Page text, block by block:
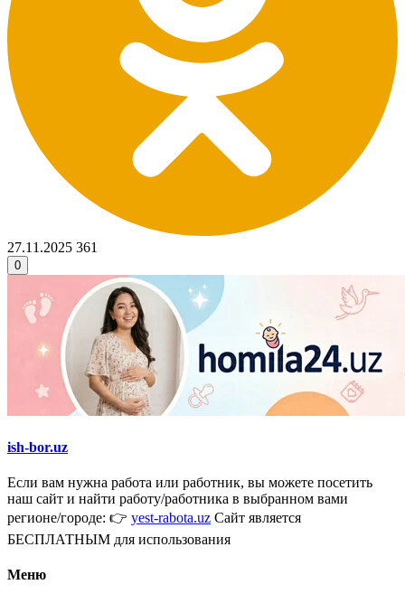
27.11.2025 361
0
ish-bor.uz
Если вам нужна работа или работник, вы можете посетить
наш сайт и найти работу/работника в выбранном вами
регионе/городе: 👉 yest-rabota.uz Сайт является
БЕСПЛАТНЫМ для использования
Меню